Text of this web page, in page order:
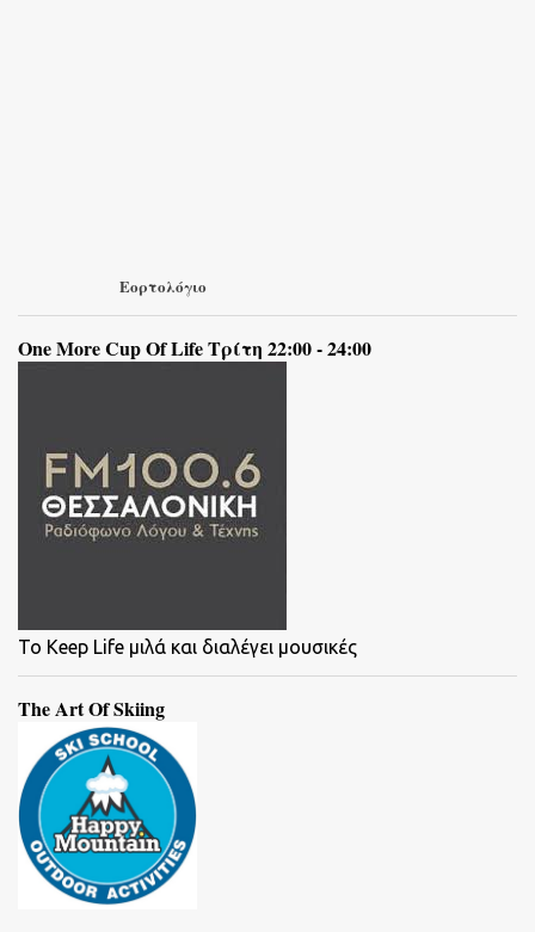
Εορτολόγιο
One More Cup Of Life Τρίτη 22:00 - 24:00
To Keep Life μιλά και διαλέγει μουσικές
The Art Of Skiing